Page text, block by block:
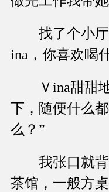
找了个小厅
ina，你喜欢喝
Ｖina甜甜地
下，随便什么
么？”
我张口就背
茶馆，一般方